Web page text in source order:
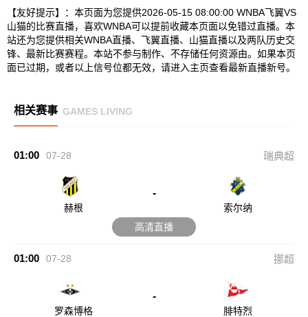
【友好提示】：本页面为您提供2026-05-15 08:00:00 WNBA飞翼VS
山猫的比赛直播，喜欢WNBA可以提前收藏本页面以免错过直播。本
站还为您提供相关WNBA直播、飞翼直播、山猫直播以及两队历史交
锋、最新比赛赛程。本站不参与制作、不存储任何资源由。如果本页
面已过期，或者以上信号位都无效，请进入主页查看最新直播新号。
相关赛事 GAMES LIVING
01:00 07-28 瑞典超
赫根
-
索尔纳
高清直播
01:00 07-28 挪超
罗森博格
-
腓特烈